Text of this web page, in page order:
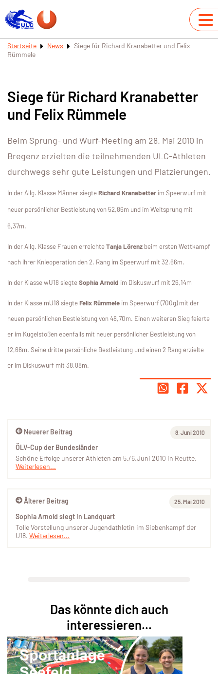
Startseite News
Siege für Richard Kranabetter und Felix
Rümmele
Siege für Richard Kranabetter
und Felix Rümmele
Beim Sprung- und Wurf-Meeting am 28. Mai 2010 in
Bregenz erzielten die teilnehmenden ULC-Athleten
durchwegs sehr gute Leistungen und Platzierungen.
In der Allg. Klasse Männer siegteRichard Kranabetter im Speerwurf mit
neuer persönlicher Bestleistung von 52,86m und im Weitsprung mit
6,37m.
In der Allg. Klasse Frauen erreichteTanja Lörenz beim ersten Wettkampf
nach ihrer Knieoperation den 2. Rang im Speerwurf mit 32,66m.
In der Klasse wU18 siegteSophia Arnold im Diskuswurf mit 26,14m
In der Klasse mU18 siegteFelix Rümmele im Speerwurf (700g) mit der
neuen persönlichen Bestleistung von 48,70m. Einen weiteren Sieg feierte
er im Kugelstoßen ebenfalls mit neuer persönlicher Bestleistung von
12,66m. Seine dritte persönliche Bestleistung und einen 2 Rang erzielte
er im Diskuswurf mit 38,88m.
Älterer Beitrag 25. Mai 2010
Sophia Arnold siegt in Landquart
Tolle Vorstellung unserer Jugendathletin im Siebenkampf der
U18. Weiterlesen...
Neuerer Beitrag 8. Juni 2010
ÖLV-Cup der Bundesländer
Schöne Erfolge unserer Athleten am 5./6.Juni 2010 in Reutte.
Weiterlesen...
Das könnte dich auch
interessieren...